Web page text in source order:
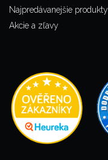
Najpredávanejšie produkty
Akcie a zľavy